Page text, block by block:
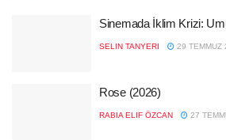
Sinemada İklim Krizi:
SELIN TANYERI 29 TEMMUZ
Rose (2026)
RABIA ELIF ÖZCAN 27